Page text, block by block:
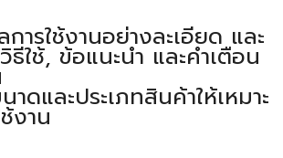
ารใช้งานอย่างละเอียด และ
ใช้, ข้อแนะนำ และคำเตือน
าดและประเภทสินค้าให้เหมาะ
งาน